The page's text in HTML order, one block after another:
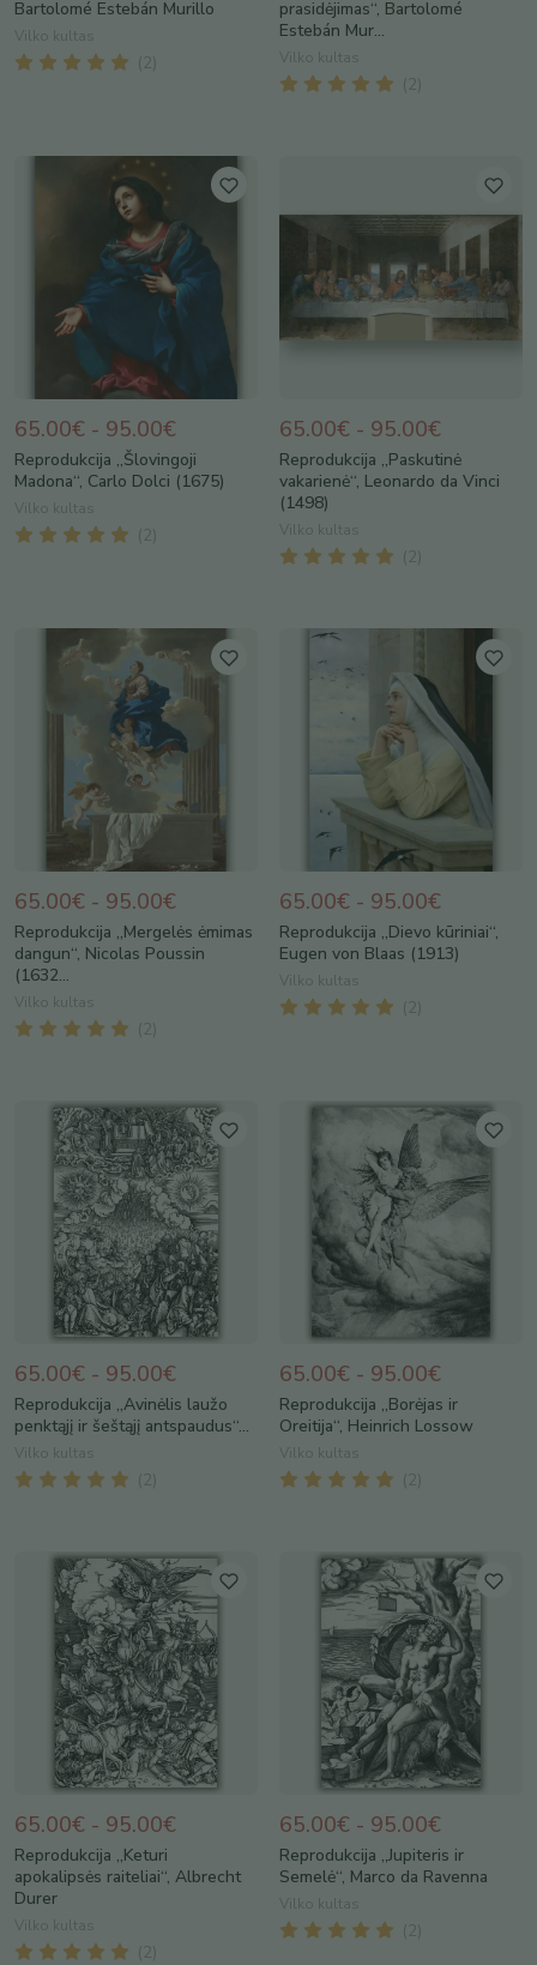
Bartolomé Estebán Murillo
Vilko kultas
( 2
prasidėjimas“, Bartolomé
Estebán Mur...
Vilko kultas
( 2
65.00€ - 95.00€
Reprodukcija „Šlovingoji
Madona“, Carlo Dolci (1675)
Vilko kultas
( 2
65.00€ - 95.00€
Reprodukcija „Paskutinė
vakarienė“, Leonardo da Vinci
(1498)
Vilko kultas
( 2
65.00€ - 95.00€
Reprodukcija „Mergelės ėmimas
dangun“, Nicolas Poussin
(1632...
Vilko kultas
( 2
65.00€ - 95.00€
Reprodukcija „Dievo kūriniai“,
Eugen von Blaas (1913)
Vilko kultas
( 2
65.00€ - 95.00€
Reprodukcija „Avinėlis laužo
penktąjį ir šeštąjį antspaudus“...
Vilko kultas
( 2
65.00€ - 95.00€
Reprodukcija „Borėjas ir
Oreitija“, Heinrich Lossow
Vilko kultas
( 2
65.00€ - 95.00€
Reprodukcija „Keturi
apokalipsės raiteliai“, Albrecht
Durer
Vilko kultas
( 2
65.00€ - 95.00€
Reprodukcija „Jupiteris ir
Semelė“, Marco da Ravenna
Vilko kultas
( 2